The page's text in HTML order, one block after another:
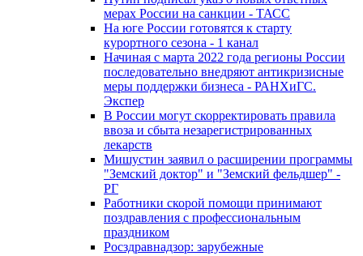
мерах России на санкции - ТАСС
На юге России готовятся к старту
курортного сезона - 1 канал
Начиная с марта 2022 года регионы России
последовательно внедряют антикризисные
меры поддержки бизнеса - РАНХиГС.
Экспер
В России могут скорректировать правила
ввоза и сбыта незарегистрированных
лекарств
Мишустин заявил о расширении программы
"Земский доктор" и "Земский фельдшер" -
РГ
Работники скорой помощи принимают
поздравления с профессиональным
праздником
Росздравнадзор: зарубежные